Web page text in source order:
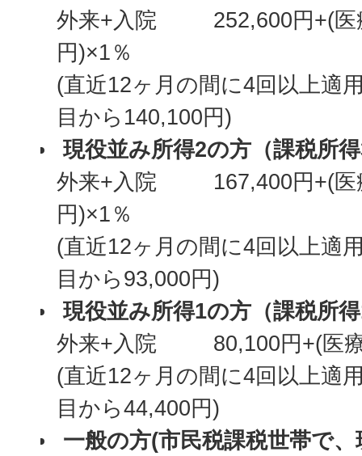
外来+入院 252,600円+(医
円)×1％
(直近12ヶ月の間に4回以上適
目から140,100円)
現役並み所得2の方（課税所
外来+入院 167,400円+(医
円)×1％
(直近12ヶ月の間に4回以上適
目から93,000円)
現役並み所得1の方（課税所
外来+入院 80,100円+(医療
(直近12ヶ月の間に4回以上適
目から44,400円)
一般の方(市民税課税世帯で